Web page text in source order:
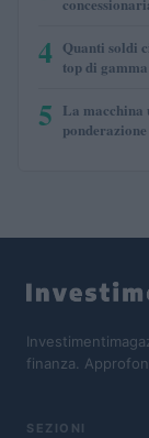
4 Quanti soldi
top di
5 La macchina
ponderazione
finanza.
SEZIONI